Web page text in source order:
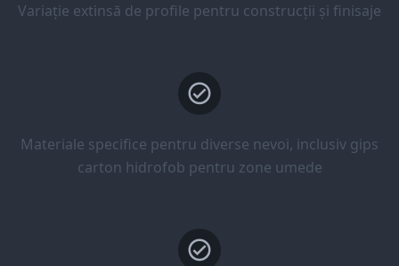
Variație extinsă de profile pentru construcții și finisaje
Materiale specifice pentru diverse nevoi, inclusiv gips
carton hidrofob pentru zone umede